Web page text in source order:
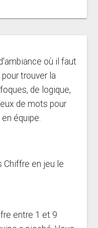
où il faut
trouver la
de logique,
de mots pour
équipe.
Chiffre en jeu le
entre 1 et 9